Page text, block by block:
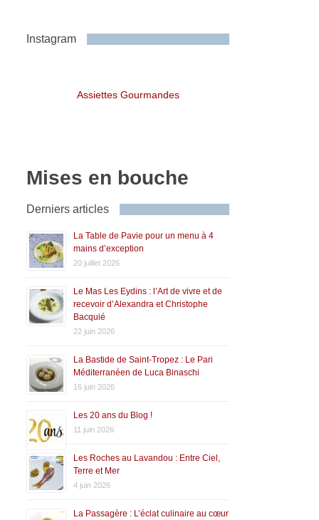
Instagram
Assiettes Gourmandes
Mises en bouche
Derniers articles
La Table de Pavie pour un menu à 4
mains d’exception
20 juillet 2026
Le Mas Les Eydins : l’Art de vivre et de
recevoir d’Alexandra et Christophe
Bacquié
22 juin 2026
La Bastide de Saint-Tropez : Le Pari
Méditerranéen de Luca Binaschi
16 juin 2026
Les 20 ans du Blog !
11 juin 2026
Les Roches au Lavandou : Entre Ciel,
Terre et Mer
4 juin 2026
La Passagère : L’éclat culinaire au cœur